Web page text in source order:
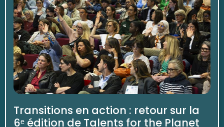
Transitions en action : retour sur la
6ᵉ édition de Talents for the Planet